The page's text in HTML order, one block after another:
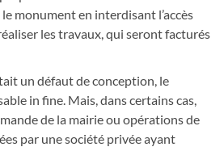
monument en interdisant l’accès
les travaux, qui seront facturés
un défaut de conception, le
in fine. Mais, dans certains cas,
de la mairie ou opérations de
par une société privée ayant